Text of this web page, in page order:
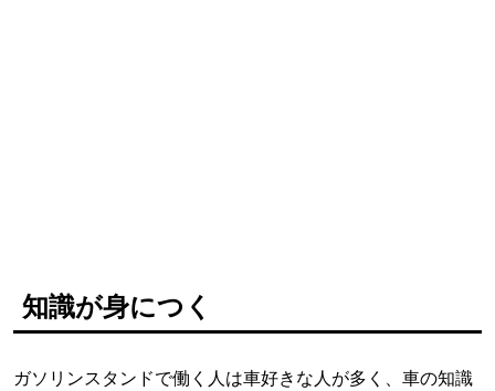
知識が身につく
ガソリンスタンドで働く人は車好きな人が多く、車の知識